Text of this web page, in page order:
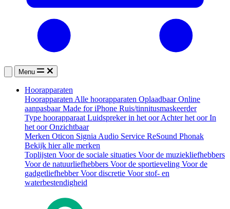
Menu
Hoorapparaten
Hoorapparaten Alle hoorapparaten OplaadbaarOnline
aanpasbaarMade for iPhone Ruis/tinnitusmaskeerder
Type hoorapparaat Luidspreker in het oorAchter het oorIn
het oorOnzichtbaar
Merken Oticon Signia Audio Service ReSound Phonak
Bekijk hier alle merken
Toplijsten Voor de sociale situaties Voor de muziekliefhebbers
Voor de natuurliefhebbers Voor de sportieveling Voor de
gadgetliefhebberVoor discretie Voor stof- en
waterbestendigheid